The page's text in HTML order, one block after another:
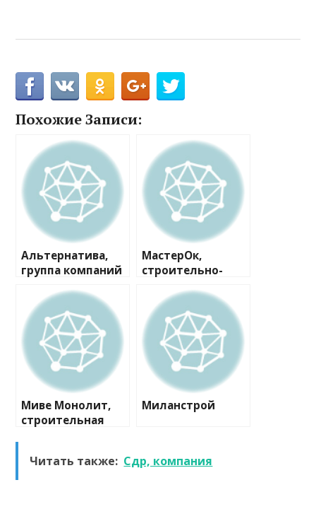
Похожие Записи:
Альтернатива,
группа компаний
МастерОк,
строительно-
компания
Миве Монолит,
строительная
Миланстрой
Читать также: Сдр, компания